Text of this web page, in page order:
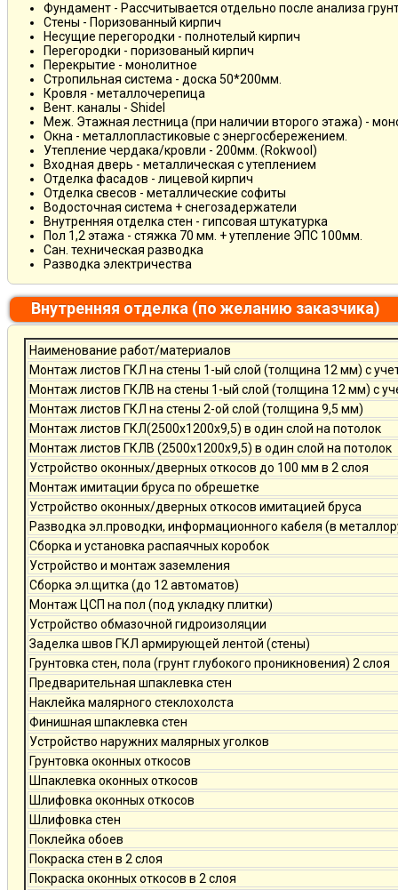
Фундамент - Рассчитывается отдельно после анализа
Стены - Поризованный кирпич
Несущие перегородки - полнотелый кирпич
Перегородки - поризованый кирпич
Перекрытие - монолитное
Стропильная система - доска 50*200мм.
Кровля - металлочерепица
Вент. каналы - Shidel
Меж. Этажная лестница (при наличии второго этажа) -
Окна - металлопластиковые с энергосбережением.
Утепление чердака/кровли - 200мм. (Rokwool)
Входная дверь - металлическая с утеплением
Отделка фасадов - лицевой кирпич
Отделка свесов - металлические софиты
Водосточная система + снегозадержатели
Внутренняя отделка стен - гипсовая штукатурка
Пол 1,2 этажа - стяжка 70 мм. + утепление ЭПС 100мм.
Сан. техническая разводка
Разводка электричества
Внутренняя отделка (по желанию заказчика)
Наименование работ/материалов
Монтаж листов ГКЛ на стены 1-ый слой (толщина 12 мм) с
Монтаж листов ГКЛВ на стены 1-ый слой (толщина 12 мм) с
Монтаж листов ГКЛ на стены 2-ой слой (толщина 9,5 мм)
Монтаж листов ГКЛ(2500х1200х9,5) в один слой на потолок
Монтаж листов ГКЛВ (2500х1200х9,5) в один слой на потолок
Устройство оконных/дверных откосов до 100 мм в 2 слоя
Монтаж имитации бруса по обрешетке
Устройство оконных/дверных откосов имитацией бруса
Разводка эл.проводки, информационного кабеля (в
Сборка и установка распаячных коробок
Устройство и монтаж заземления
Сборка эл.щитка (до 12 автоматов)
Монтаж ЦСП на пол (под укладку плитки)
Устройство обмазочной гидроизоляции
Заделка швов ГКЛ армирующей лентой (стены)
Грунтовка стен, пола (грунт глубокого проникновения) 2 слоя
Предварительная шпаклевка стен
Наклейка малярного стеклохолста
Финишная шпаклевка стен
Устройство наружних малярных уголков
Грунтовка оконных откосов
Шпаклевка оконных откосов
Шлифовка оконных откосов
Шлифовка стен
Поклейка обоев
Покраска стен в 2 слоя
Покраска оконных откосов в 2 слоя